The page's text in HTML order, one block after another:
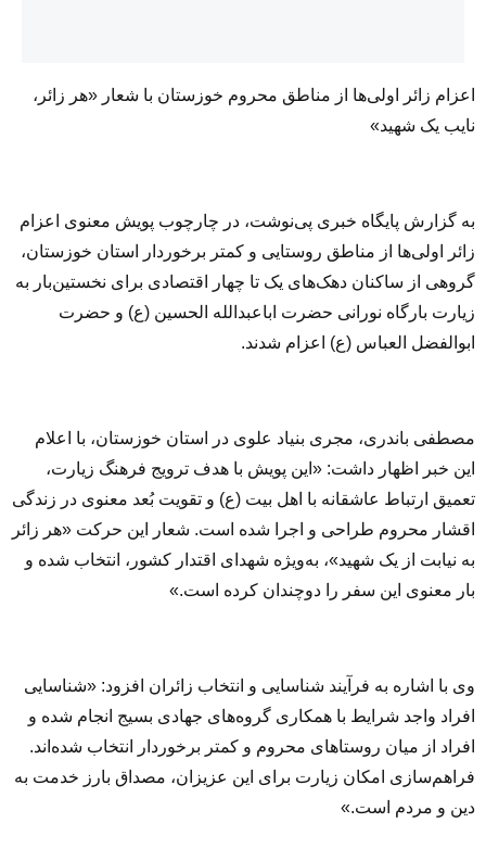
اعزام زائر اولی‌ها از مناطق محروم خوزستان با شعار «هر زائر،
نایب یک شهید»
به گزارش پایگاه خبری پی‌نوشت، در چارچوب پویش معنوی اعزام
زائر اولی‌ها از مناطق روستایی و کمتر برخوردار استان خوزستان،
گروهی از ساکنان دهک‌های یک تا چهار اقتصادی برای نخستین‌بار به
زیارت بارگاه نورانی حضرت اباعبدالله الحسین (ع) و حضرت
ابوالفضل العباس (ع) اعزام شدند.
مصطفی باندری، مجری بنیاد علوی در استان خوزستان، با اعلام
این خبر اظهار داشت: «این پویش با هدف ترویج فرهنگ زیارت،
تعمیق ارتباط عاشقانه با اهل بیت (ع) و تقویت بُعد معنوی در زندگی
اقشار محروم طراحی و اجرا شده است. شعار این حرکت «هر زائر
به نیابت از یک شهید»، به‌ویژه شهدای اقتدار کشور، انتخاب شده و
بار معنوی این سفر را دوچندان کرده است.»
وی با اشاره به فرآیند شناسایی و انتخاب زائران افزود: «شناسایی
افراد واجد شرایط با همکاری گروه‌های جهادی بسیج انجام شده و
افراد از میان روستاهای محروم و کمتر برخوردار انتخاب شده‌اند.
فراهم‌سازی امکان زیارت برای این عزیزان، مصداق بارز خدمت به
دین و مردم است.»